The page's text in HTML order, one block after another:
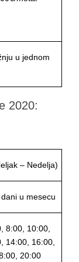
u jednom
2020:
– Nedelja)
u mesecu
8:00, 10:00,
14:00, 16:00,
20:00